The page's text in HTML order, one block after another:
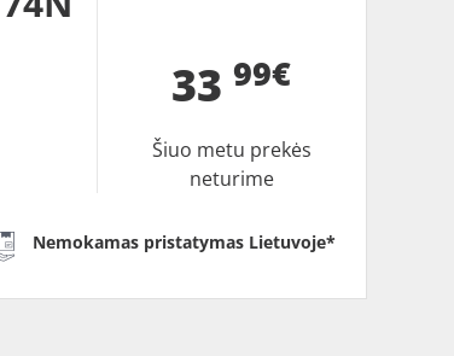
3399€
Šiuo metu prekės
neturime
Nemokamas pristatymas Lietuvoje*